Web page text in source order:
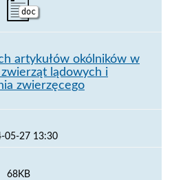
doc
artykułów okólników w
lądowych i
zwierzęcego
05-27 13:30
68KB